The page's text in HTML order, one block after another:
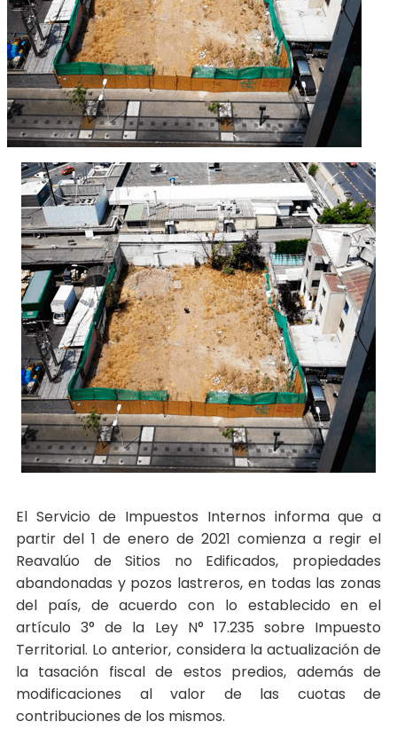
El Servicio de Impuestos Internos informa que a
partir del 1 de enero de 2021 comienza a regir el
Reavalúo de Sitios no Edificados, propiedades
abandonadas y pozos lastreros, en todas las zonas
del país, de acuerdo con lo establecido en el
artículo 3° de la Ley N° 17.235 sobre Impuesto
Territorial. Lo anterior, considera la actualización de
la tasación fiscal de estos predios, además de
modificaciones al valor de las cuotas de
contribuciones de los mismos.